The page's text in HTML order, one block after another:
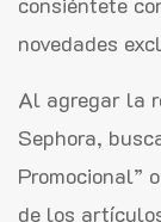
novedades
Al agregar la
Sephora,
Promocional”
de los